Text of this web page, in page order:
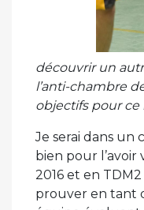
découvrir un
l’anti-chambre
objectifs pour
Je serai dans un
bien pour l’avoir
2016 et en
prouver en tant